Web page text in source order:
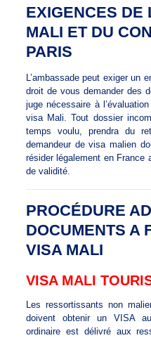
EXIGENCES DE
MALI ET DU
PARIS
L’ambassade peut exiger un
droit de vous demander des
juge nécessaire à
visa Mali. Tout dossier
temps voulu, prendra du
demandeur de visa malien
résider légalement en France
de validité.
PROCÉDURE
DOCUMENTS A
VISA MALI
VISA MALI
Les ressortissants non
doivent obtenir un VISA
ordinaire est délivré aux